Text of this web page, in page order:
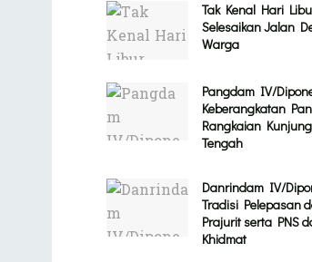
Tak Kenal Hari
Selesaikan Jalan
Warga
Pangdam IV/
Keberangkatan
Rangkaian
Tengah
Danrindam IV/
Tradisi Pelepasan
Prajurit serta PNS
Khidmat